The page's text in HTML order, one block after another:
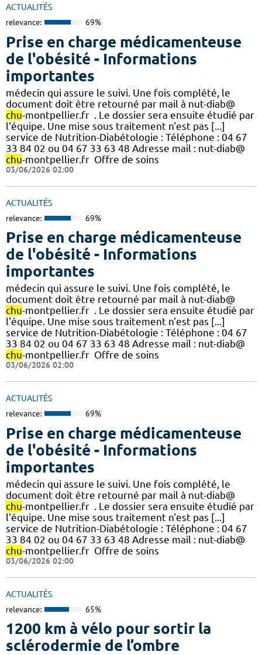
ACTUALITÉS
relevance: 69%
Prise en charge médicamenteuse
de l'obésité - Informations
importantes
médecin qui assure le suivi. Une fois complété, le
document doit être retourné par mail à nut-diab@
chu-montpellier.fr ​ . Le dossier sera ensuite étudié par
l'équipe.​​ Une mise sous traitement n'est pas [...]
service de Nutrition-Diabétologie : Téléphone : 04 67
33 84 02 ou 04 67 33 63 48 Adresse mail : nut-diab@
chu-montpellier.fr ​ Offre de soins
03/06/2026 02:00
ACTUALITÉS
relevance: 69%
Prise en charge médicamenteuse
de l'obésité - Informations
importantes
médecin qui assure le suivi. Une fois complété, le
document doit être retourné par mail à nut-diab@
chu-montpellier.fr ​ . Le dossier sera ensuite étudié par
l'équipe.​​ Une mise sous traitement n'est pas [...]
service de Nutrition-Diabétologie : Téléphone : 04 67
33 84 02 ou 04 67 33 63 48 Adresse mail : nut-diab@
chu-montpellier.fr ​ Offre de soins
03/06/2026 02:00
ACTUALITÉS
relevance: 69%
Prise en charge médicamenteuse
de l'obésité - Informations
importantes
médecin qui assure le suivi. Une fois complété, le
document doit être retourné par mail à nut-diab@
chu-montpellier.fr ​ . Le dossier sera ensuite étudié par
l'équipe.​​ Une mise sous traitement n'est pas [...]
service de Nutrition-Diabétologie : Téléphone : 04 67
33 84 02 ou 04 67 33 63 48 Adresse mail : nut-diab@
chu-montpellier.fr ​ Offre de soins
03/06/2026 02:00
ACTUALITÉS
relevance: 65%
1200 km à vélo pour sortir la
sclérodermie de l’ombre